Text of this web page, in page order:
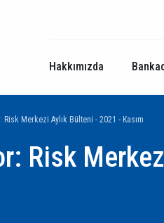
Hakkımızda
Merkezi Aylık Bülteni - 2021 - Kasım
Risk